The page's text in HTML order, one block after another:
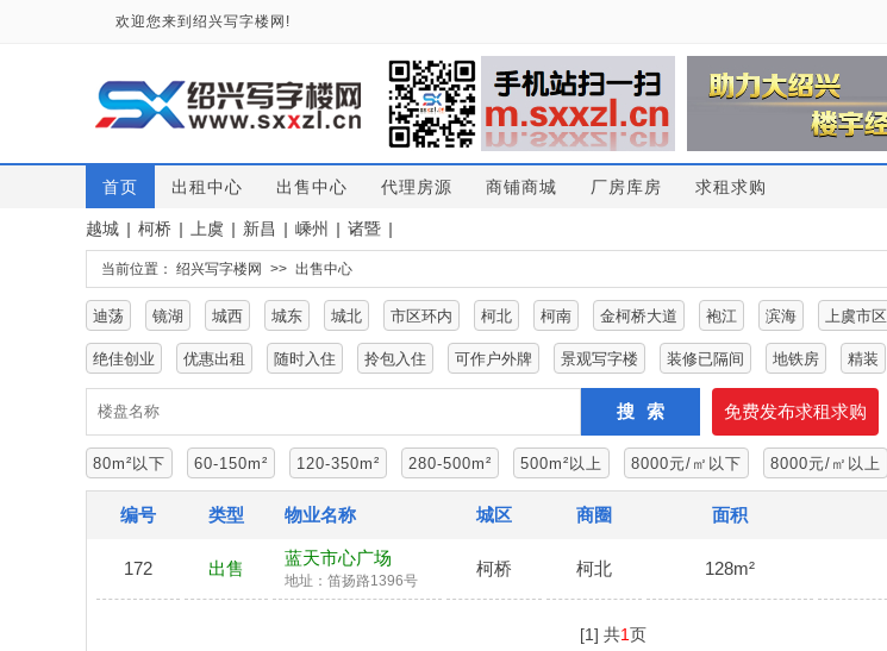
欢迎您来到绍兴写字楼网!
首页 出租中心 出售中心 代理房源 商铺商城 厂房库房 求租求购
越城 | 柯桥 | 上虞 | 新昌 | 嵊州 | 诸暨 |
当前位置： 绍兴写字楼网 >> 出售中心
迪荡 镜湖 城西 城东 城北 市区环内 柯北 柯南 金柯桥大道 袍江 滨海 上虞市区
绝佳创业 优惠出租 随时入住 拎包入住 可作户外牌 景观写字楼 装修已隔间 地铁房 精装
搜索 免费发布求租求购
80m²以下 60-150m² 120-350m² 280-500m² 500m²以上 8000元/㎡以下 8000元/㎡以上
编号 类型 物业名称 城区 商圈 面积
172 出售
蓝天市心广场
地址：笛扬路1396号
柯桥 柯北 128m²
[1] 共1页